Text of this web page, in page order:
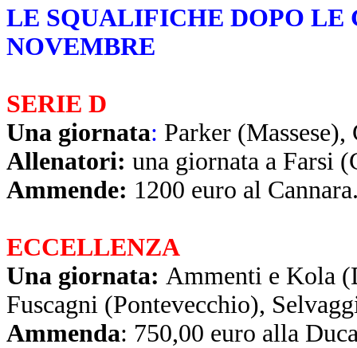
LE SQUALIFICHE DOPO LE
NOVEMBRE
SERIE D
Una giornata: Parker
Allenatori: una giornata a Farsi
Ammende: 1200 euro al
ECCELLENZA
Una giornata: Ammenti e Kola
Fuscagni (Pontevecchio),
Ammenda: 750,00 euro alla